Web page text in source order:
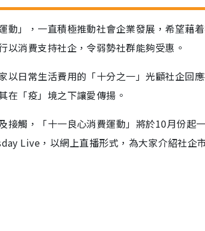
動」，一直積極推動社會企業發展，希望藉
以消費支持社企，令弱勢社群能夠受惠。
以日常生活費用的「十分之一」光顧社企回
在「疫」境之下讓愛傳揚。
接觸，「十一良心消費運動」將於10月份起
Live，以網上直播形式，為大家介紹社企